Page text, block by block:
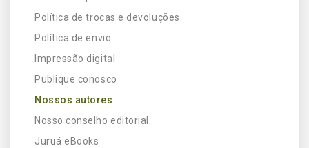
Política de trocas e devoluções
Política de envio
Impressão digital
Publique conosco
Nossos autores
Nosso conselho editorial
Juruá eBooks